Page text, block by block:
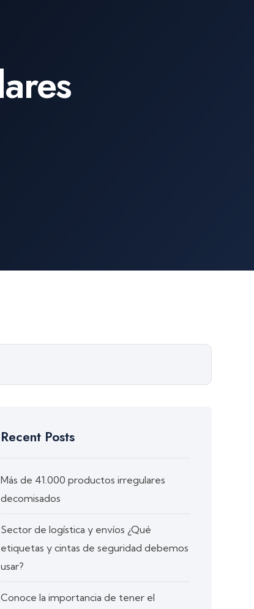
Recent Posts
Más de 41.000 productos irregulares
decomisados
Sector de logística y envíos ¿Qué
etiquetas y cintas de seguridad debemos
usar?
Conoce la importancia de tener el